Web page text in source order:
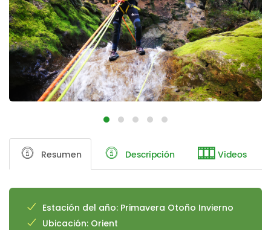
Resumen Descripción Videos
Estación del año: Primavera Otoño Invierno
Ubicación: Orient